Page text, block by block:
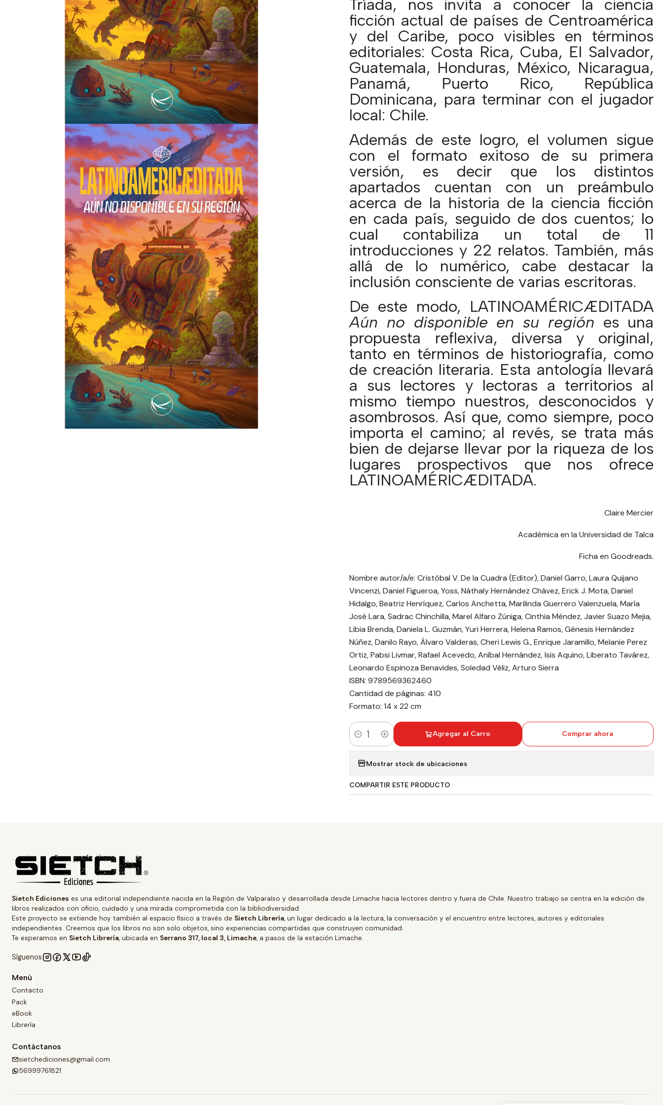
Tríada, nos invita a conocer la ciencia
ficción actual de países de Centroamérica
y del Caribe, poco visibles en términos
editoriales: Costa Rica, Cuba, El Salvador,
Guatemala, Honduras, México, Nicaragua,
Panamá, Puerto Rico, República
Dominicana, para terminar con el jugador
local: Chile.
Además de este logro, el volumen sigue
con el formato exitoso de su primera
versión, es decir que los distintos
apartados cuentan con un preámbulo
acerca de la historia de la ciencia ficción
en cada país, seguido de dos cuentos; lo
cual contabiliza un total de 11
introducciones y 22 relatos. También, más
allá de lo numérico, cabe destacar la
inclusión consciente de varias escritoras.
De este modo, LATINOAMÉRICÆDITADA
Aún no disponible en su región es una
propuesta reflexiva, diversa y original,
tanto en términos de historiografía, como
de creación literaria. Esta antología llevará
a sus lectores y lectoras a territorios al
mismo tiempo nuestros, desconocidos y
asombrosos. Así que, como siempre, poco
importa el camino; al revés, se trata más
bien de dejarse llevar por la riqueza de los
lugares prospectivos que nos ofrece
LATINOAMÉRICÆDITADA.
Claire Mercier
Académica en la Universidad de Talca
Ficha enGoodreads.
Nombre autor/a/e: Cristóbal V. De la Cuadra (Editor), Daniel Garro, Laura Quijano
Vincenzi, Daniel Figueroa, Yoss, Náthaly Hernández Chávez, Erick J. Mota, Daniel
Hidalgo, Beatriz Henríquez, Carlos Anchetta, Marilinda Guerrero Valenzuela, María
José Lara, Sadrac Chinchilla, Marel Alfaro Zúniga, Cinthia Méndez, Javier Suazo Mejia,
Libia Brenda, Daniela L. Guzmán, Yuri Herrera, Helena Ramos, Génesis Hernández
Núñez, Danilo Rayo, Álvaro Valderas, Cheri Lewis G., Enrique Jaramillo, Melanie Perez
Ortiz, Pabsi Livmar, Rafael Acevedo, Aníbal Hernández, Isis Aquino, Liberato Tavárez,
Leonardo Espinoza Benavides, Soledad Véliz, Arturo Sierra
ISBN: 9789569362460
Cantidad de páginas: 410
Formato: 14 x 22 cm
Cantidad
Agregar al Carro Comprar ahora
Mostrar stock de ubicaciones
COMPARTIR ESTE PRODUCTO
Sietch Ediciones es una editorial independiente nacida en la Región de Valparaíso y desarrollada desde Limache hacia lectores dentro y fuera de Chile. Nuestro trabajo se centra en la edición de
libros realizados con oficio, cuidado y una mirada comprometida con la bibliodiversidad.
Este proyecto se extiende hoy también al espacio físico a través de Sietch Librería, un lugar dedicado a la lectura, la conversación y el encuentro entre lectores, autores y editoriales
independientes. Creemos que los libros no son solo objetos, sino experiencias compartidas que construyen comunidad.
Te esperamos en Sietch Librería, ubicada en Serrano 317, local 3, Limache, a pasos de la estación Limache.
Síguenos
Menú
Contacto
Pack
eBook
Librería
Contáctanos
sietchediciones@gmail.com
56999761821